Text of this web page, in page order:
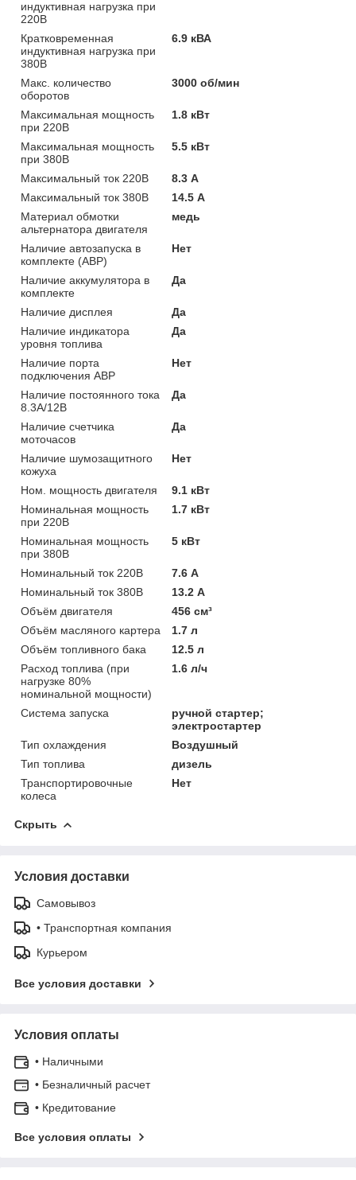
индуктивная нагрузка при
220В
Кратковременная
индуктивная нагрузка при
380В
6.9 кВА
Макс. количество
оборотов
3000 об/мин
Максимальная мощность
при 220В
1.8 кВт
Максимальная мощность
при 380В
5.5 кВт
Максимальный ток 220В
8.3 А
Максимальный ток 380В
14.5 А
Материал обмотки
альтернатора двигателя
медь
Наличие автозапуска в
комплекте (АВР)
Нет
Наличие аккумулятора в
комплекте
Да
Наличие дисплея
Да
Наличие индикатора
уровня топлива
Да
Наличие порта
подключения АВР
Нет
Наличие постоянного тока
8.3А/12В
Да
Наличие счетчика
моточасов
Да
Наличие шумозащитного
кожуха
Нет
Ном. мощность двигателя
9.1 кВт
Номинальная мощность
при 220В
1.7 кВт
Номинальная мощность
при 380В
5 кВт
Номинальный ток 220В
7.6 А
Номинальный ток 380В
13.2 А
Объём двигателя
456 см³
Объём масляного картера
1.7 л
Объём топливного бака
12.5 л
Расход топлива (при
нагрузке 80%
номинальной мощности)
1.6 л/ч
Система запуска
ручной стартер;
электростартер
Тип охлаждения
Воздушный
Тип топлива
дизель
Транспортировочные
колеса
Нет
Скрыть
Условия доставки
Самовывоз
• Транспортная компания
Курьером
Все условия доставки
Условия оплаты
• Наличными
• Безналичный расчет
• Кредитование
Все условия оплаты